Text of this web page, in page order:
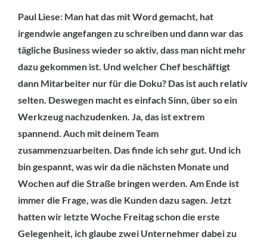
Paul Liese: Man hat das mit Word gemacht, hat
irgendwie angefangen zu schreiben und dann war das
tägliche Business wieder so aktiv, dass man nicht mehr
dazu gekommen ist. Und welcher Chef beschäftigt
dann Mitarbeiter nur für die Doku? Das ist auch relativ
selten. Deswegen macht es einfach Sinn, über so ein
Werkzeug nachzudenken. Ja, das ist extrem
spannend. Auch mit deinem Team
zusammenzuarbeiten. Das finde ich sehr gut. Und ich
bin gespannt, was wir da die nächsten Monate und
Wochen auf die Straße bringen werden. Am Ende ist
immer die Frage, was die Kunden dazu sagen. Jetzt
hatten wir letzte Woche Freitag schon die erste
Gelegenheit, ich glaube zwei Unternehmer dabei zu